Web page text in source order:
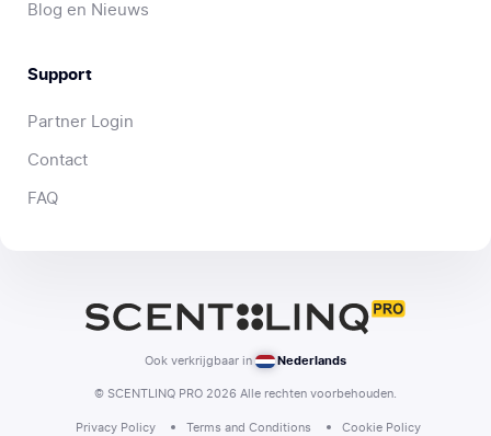
Blog en Nieuws
Support
Partner Login
Contact
FAQ
Ook verkrijgbaar in Nederlands
© SCENTLINQ PRO 2026 Alle rechten voorbehouden.
Privacy Policy Terms and Conditions Cookie Policy